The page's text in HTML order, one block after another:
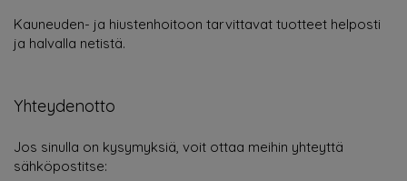
Kauneuden- ja hiustenhoitoon tarvittavat tuotteet helposti
ja halvalla netistä.
Yhteydenotto
Jos sinulla on kysymyksiä, voit ottaa meihin yhteyttä
sähköpostitse: